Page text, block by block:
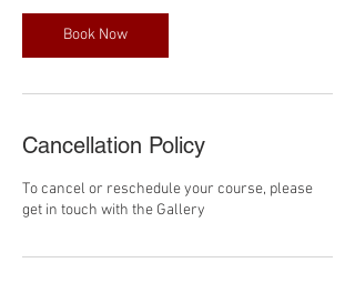
Book Now
Cancellation Policy
To cancel or reschedule your course, please
get in touch with the Gallery